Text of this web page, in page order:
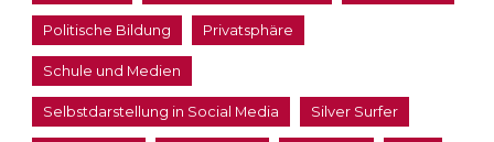
Politische Bildung Privatsphäre
Schule und Medien
Selbstdarstellung in Social Media Silver Surfer